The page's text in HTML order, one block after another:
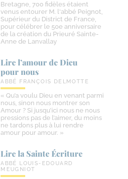
Bretagne, 700 fidèles étaient
venus entourer M. l'abbé Peignot,
Supérieur du District de France,
pour célébrer le 50e anniversaire
de la création du Prieuré Sainte-
Anne de Lanvallay
Lire l’amour de Dieu
pour nous
ABBÉ FRANÇOIS DELMOTTE
« Qu’a voulu Dieu en venant parmi
nous, sinon nous montrer son
Amour ? Si jusqu’ici nous ne nous
pressions pas de l’aimer, du moins
ne tardons plus à lui rendre
amour pour amour. »
Lire la Sainte Écriture
ABBÉ LOUIS-EDOUARD
MEUGNIOT